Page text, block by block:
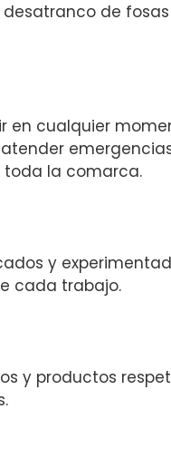
de
cualquier
toda la comarca.
y
cada trabajo.
y productos